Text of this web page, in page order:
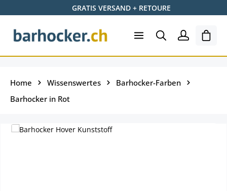
Zum Hauptinhalt springenGRATIS VERSAND + RETOURE
Home Wissenswertes
Barhocker-Farben
Barhocker in Rot